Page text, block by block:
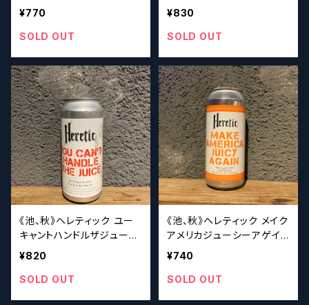
low Grave【クラフトビール
¥770
SOLD OUT
Juicier Than Thou【クラ
¥830
SOLD OUT
《池、秋》ヘレティック ユー
キャントハンドルザジュー
ス Heretic You Can’t H
ビールシザーズ】
¥820
SOLD OUT
《池、秋》ヘレティック メイク
アメリカジューシーアゲイン
Heretic Make America J
シザーズ】
¥740
SOLD OUT